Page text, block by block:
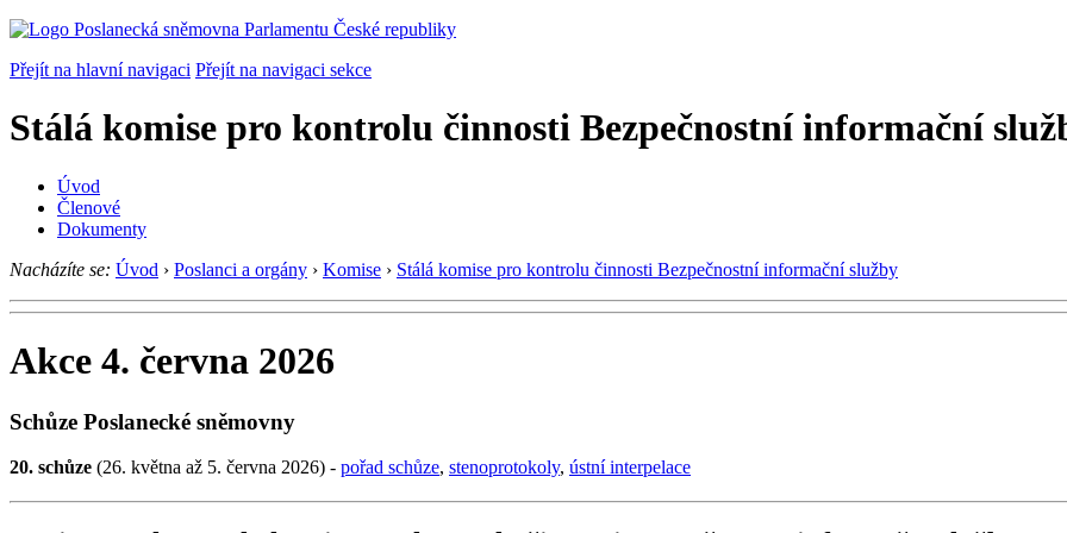
Přejít na hlavní navigaci Přejít na navigaci sekce
Stálá komise pro kontrolu činnosti Bezpečnostní informační
Úvod
Členové
Dokumenty
Nacházíte se: Úvod › Poslanci a orgány › Komise › Stálá komise pro kontrolu činnosti Bezpečnostní informační služby
Akce 4. června 2026
Schůze Poslanecké sněmovny
20. schůze (26. května až 5. června 2026) - pořad schůze, stenoprotokoly, ústní interpelace